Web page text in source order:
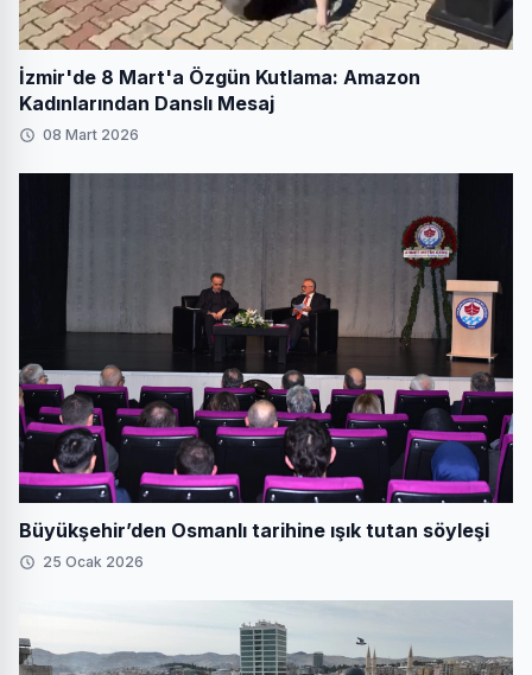
İzmir'de 8 Mart'a Özgün Kutlama: Amazon
Kadınlarından Danslı Mesaj
08 Mart 2026
Büyükşehir’den Osmanlı tarihine ışık tutan söyleşi
25 Ocak 2026